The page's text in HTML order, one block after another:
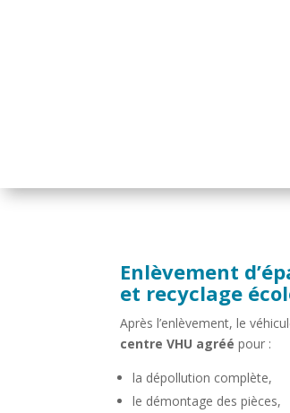
Enlèvement
et recyclage
Après l’enlèvement, le
centre VHU agréé pour :
la dépollution complète,
le démontage des pièces,